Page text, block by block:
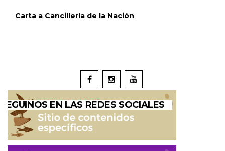
Carta a Cancillería de la Nación
SEGUINOS EN LAS REDES SOCIALES